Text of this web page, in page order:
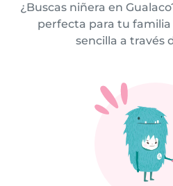
¿Buscas niñera en
perfecta para tu
sencilla a través